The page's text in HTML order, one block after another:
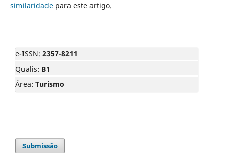
similaridadepara este artigo.
e-ISSN: 2357-8211
Qualis: B1
Área: Turismo
Submissão